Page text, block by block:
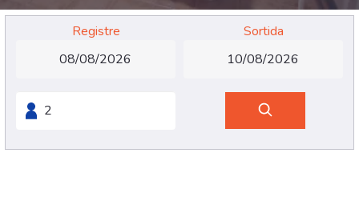
Registre Sortida